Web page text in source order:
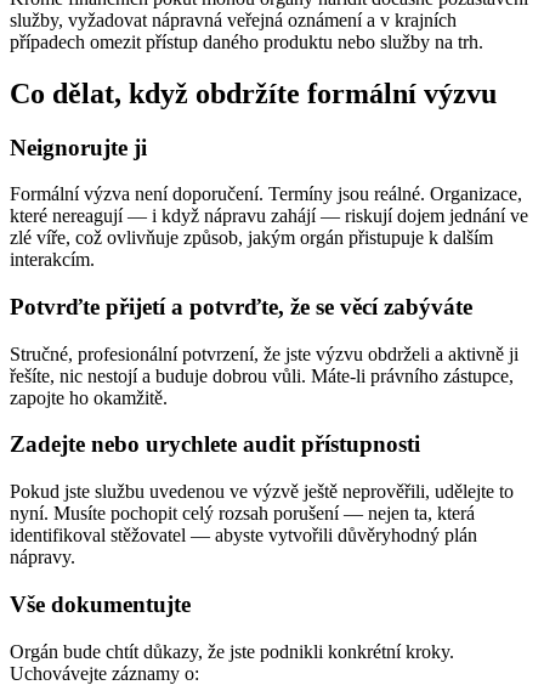
služby, vyžadovat nápravná veřejná oznámení a v krajních
případech omezit přístup daného produktu nebo služby na trh.
Co dělat, když obdržíte formální výzvu
Neignorujte ji
Formální výzva není doporučení. Termíny jsou reálné. Organizace,
které nereagují — i když nápravu zahájí — riskují dojem jednání ve
zlé víře, což ovlivňuje způsob, jakým orgán přistupuje k dalším
interakcím.
Potvrďte přijetí a potvrďte, že se věcí zabýváte
Stručné, profesionální potvrzení, že jste výzvu obdrželi a aktivně ji
řešíte, nic nestojí a buduje dobrou vůli. Máte-li právního zástupce,
zapojte ho okamžitě.
Zadejte nebo urychlete audit přístupnosti
Pokud jste službu uvedenou ve výzvě ještě neprověřili, udělejte to
nyní. Musíte pochopit celý rozsah porušení — nejen ta, která
identifikoval stěžovatel — abyste vytvořili důvěryhodný plán
nápravy.
Vše dokumentujte
Orgán bude chtít důkazy, že jste podnikli konkrétní kroky.
Uchovávejte záznamy o: